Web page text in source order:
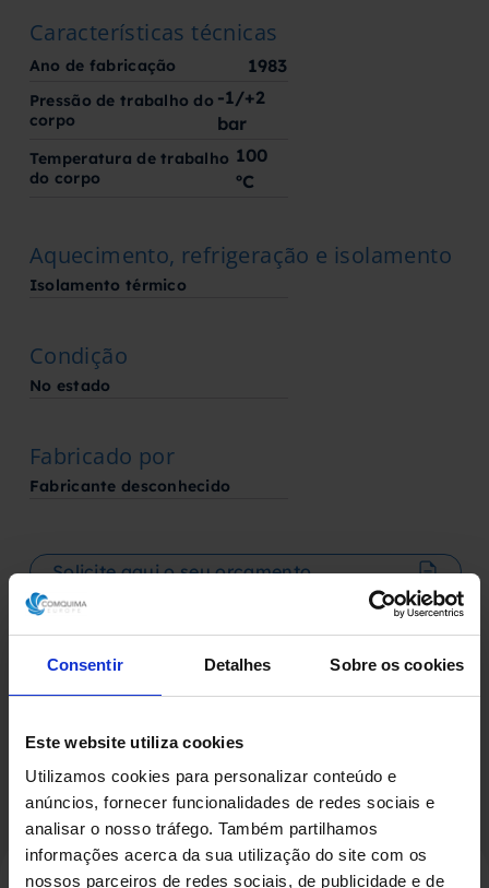
Consentir Detalhes Sobre os cookies
Este website utiliza cookies
Utilizamos cookies para personalizar conteúdo e
anúncios, fornecer funcionalidades de redes sociais e
analisar o nosso tráfego. Também partilhamos
informações acerca da sua utilização do site com os
nossos parceiros de redes sociais, de publicidade e de
Características técnicas
Ano de fabricação 1983
Pressão de trabalho do
corpo
-1/+2
bar
Temperatura de trabalho
do corpo
100
ºC
Aquecimento, refrigeração e isolamento
Isolamento térmico
Condição
No estado
Fabricado por
Fabricante desconhecido
Solicite aqui o seu orçamento
Descarregue a ficha técnica